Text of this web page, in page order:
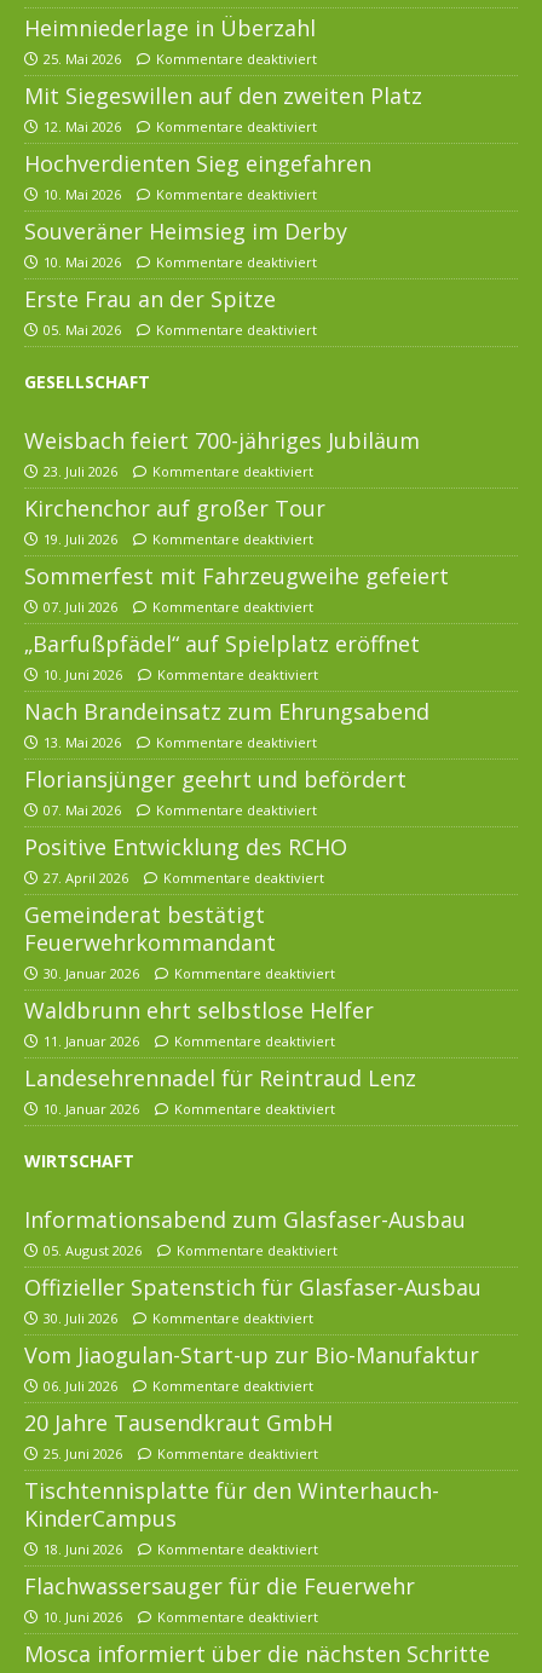
Heimniederlage in Überzahl
25. Mai 2026 Kommentare deaktiviert
Mit Siegeswillen auf den zweiten Platz
12. Mai 2026 Kommentare deaktiviert
Hochverdienten Sieg eingefahren
10. Mai 2026 Kommentare deaktiviert
Souveräner Heimsieg im Derby
10. Mai 2026 Kommentare deaktiviert
Erste Frau an der Spitze
05. Mai 2026 Kommentare deaktiviert
GESELLSCHAFT
Weisbach feiert 700-jähriges Jubiläum
23. Juli 2026 Kommentare deaktiviert
Kirchenchor auf großer Tour
19. Juli 2026 Kommentare deaktiviert
Sommerfest mit Fahrzeugweihe gefeiert
07. Juli 2026 Kommentare deaktiviert
„Barfußpfädel“ auf Spielplatz eröffnet
10. Juni 2026 Kommentare deaktiviert
Nach Brandeinsatz zum Ehrungsabend
13. Mai 2026 Kommentare deaktiviert
Floriansjünger geehrt und befördert
07. Mai 2026 Kommentare deaktiviert
Positive Entwicklung des RCHO
27. April 2026 Kommentare deaktiviert
Gemeinderat bestätigt
Feuerwehrkommandant
30. Januar 2026 Kommentare deaktiviert
Waldbrunn ehrt selbstlose Helfer
11. Januar 2026 Kommentare deaktiviert
Landesehrennadel für Reintraud Lenz
10. Januar 2026 Kommentare deaktiviert
WIRTSCHAFT
Informationsabend zum Glasfaser-Ausbau
05. August 2026 Kommentare deaktiviert
Offizieller Spatenstich für Glasfaser-Ausbau
30. Juli 2026 Kommentare deaktiviert
Vom Jiaogulan-Start-up zur Bio-Manufaktur
06. Juli 2026 Kommentare deaktiviert
20 Jahre Tausendkraut GmbH
25. Juni 2026 Kommentare deaktiviert
Tischtennisplatte für den Winterhauch-
KinderCampus
18. Juni 2026 Kommentare deaktiviert
Flachwassersauger für die Feuerwehr
10. Juni 2026 Kommentare deaktiviert
Mosca informiert über die nächsten Schritte